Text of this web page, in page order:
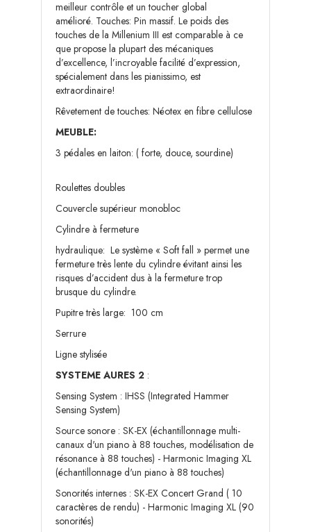
meilleur contrôle et un toucher global
amélioré. Touches: Pin massif. Le poids des
touches de la Millenium III est comparable à ce
que propose la plupart des mécaniques
d’excellence, l’incroyable facilité d’expression,
spécialement dans les pianissimo, est
extraordinaire!
Rêvetement de touches: Néotex en fibre cellulose
MEUBLE:
3 pédales en laiton: ( forte, douce, sourdine)
Roulettes doubles
Couvercle supérieur monobloc
Cylindre à fermeture
hydraulique: Le système « Soft fall » permet une
fermeture très lente du cylindre évitant ainsi les
risques d’accident dus à la fermeture trop
brusque du cylindre.
Pupitre très large: 100 cm
Serrure
Ligne stylisée
SYSTEME AURES 2 :
Sensing System : IHSS (Integrated Hammer
Sensing System)
Source sonore : SK-EX (échantillonnage multi-
canaux d'un piano à 88 touches, modélisation de
résonance à 88 touches) - Harmonic Imaging XL
(échantillonnage d'un piano à 88 touches)
Sonorités internes : SK-EX Concert Grand ( 10
caractères de rendu) - Harmonic Imaging XL (90
sonorités)